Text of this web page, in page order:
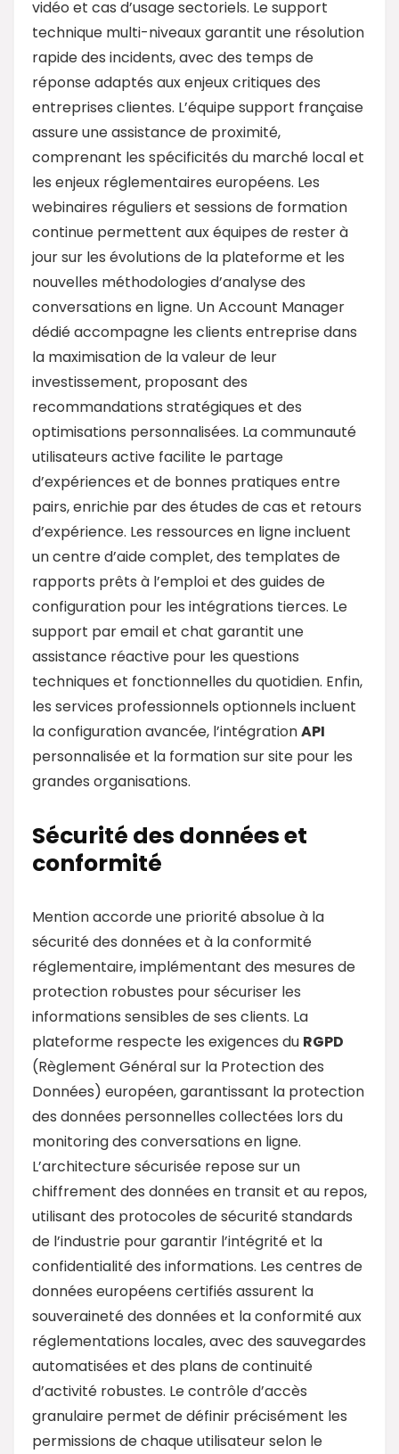
vidéo et cas d’usage sectoriels. Le support
technique multi-niveaux garantit une résolution
rapide des incidents, avec des temps de
réponse adaptés aux enjeux critiques des
entreprises clientes. L’équipe support française
assure une assistance de proximité,
comprenant les spécificités du marché local et
les enjeux réglementaires européens. Les
webinaires réguliers et sessions de formation
continue permettent aux équipes de rester à
jour sur les évolutions de la plateforme et les
nouvelles méthodologies d’analyse des
conversations en ligne. Un Account Manager
dédié accompagne les clients entreprise dans
la maximisation de la valeur de leur
investissement, proposant des
recommandations stratégiques et des
optimisations personnalisées. La communauté
utilisateurs active facilite le partage
d’expériences et de bonnes pratiques entre
pairs, enrichie par des études de cas et retours
d’expérience. Les ressources en ligne incluent
un centre d’aide complet, des templates de
rapports prêts à l’emploi et des guides de
configuration pour les intégrations tierces. Le
support par email et chat garantit une
assistance réactive pour les questions
techniques et fonctionnelles du quotidien. Enfin,
les services professionnels optionnels incluent
la configuration avancée, l’intégrationAPI
personnalisée et la formation sur site pour les
grandes organisations.
Sécurité des données et
conformité
Mention accorde une priorité absolue à la
sécurité des données et à la conformité
réglementaire, implémentant des mesures de
protection robustes pour sécuriser les
informations sensibles de ses clients. La
plateforme respecte les exigences du RGPD
(Règlement Général sur la Protection des
Données) européen, garantissant la protection
des données personnelles collectées lors du
monitoring des conversations en ligne.
L’architecture sécurisée repose sur un
chiffrement des données en transit et au repos,
utilisant des protocoles de sécurité standards
de l’industrie pour garantir l’intégrité et la
confidentialité des informations. Les centres de
données européens certifiés assurent la
souveraineté des données et la conformité aux
réglementations locales, avec des sauvegardes
automatisées et des plans de continuité
d’activité robustes. Le contrôle d’accès
granulaire permet de définir précisément les
permissions de chaque utilisateur selon le